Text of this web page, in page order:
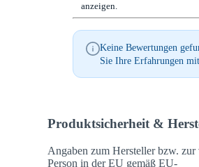
anzeigen.
Keine Bewertungen
Sie Ihre Erfahrungen mit
Produktsicherheit &
Angaben zum Hersteller bzw.
Person in der EU gemäß EU-